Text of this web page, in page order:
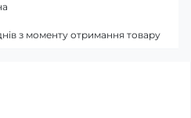
з моменту отримання товару